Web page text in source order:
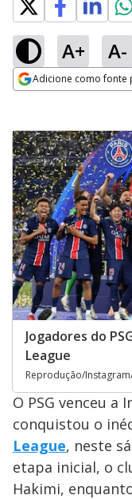
A+ A-
Adicione como fonte
Jogadores do
League
Reprodução/
O PSG venceu a
conquistou o
League, neste
etapa inicial, o
Hakimi,